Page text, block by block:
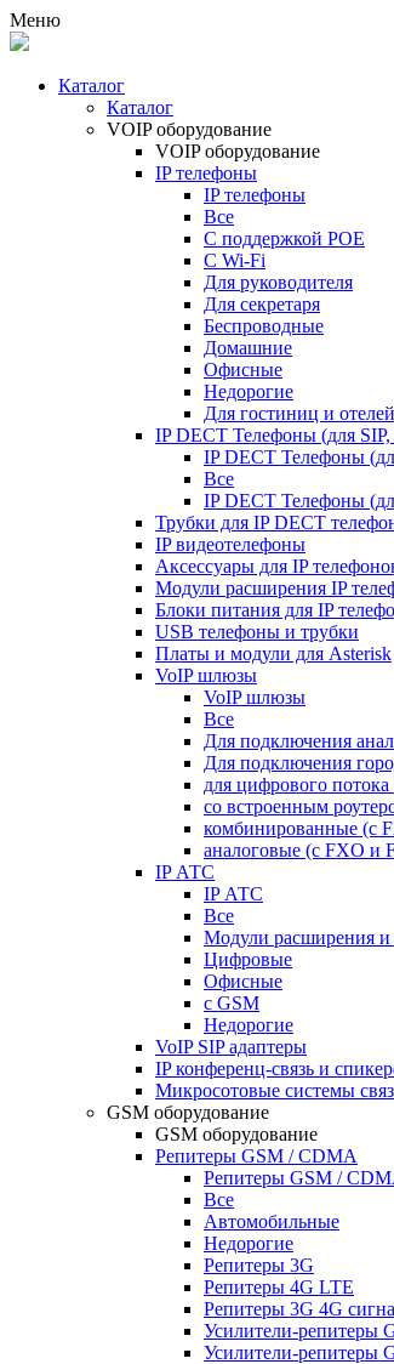
Меню
Каталог
Каталог
VOIP оборудование
VOIP оборудование
IP телефоны
IP телефоны
Все
С поддержкой POE
C Wi-Fi
Для руководителя
Для секретаря
Беспроводные
Домашние
Офисные
Недорогие
Для гостиниц и отелей
IP DECT Телефоны (для
IP DECT Телефоны
Все
IP DECT Телефоны
Трубки для IP DECT
IP видеотелефоны
Аксессуары для IP
Модули расширения IP
Блоки питания для IP
USB телефоны и трубки
Платы и модули для Asterisk
VoIP шлюзы
VoIP шлюзы
Все
Для подключения
Для подключения
для цифрового
со встроенным
комбинированные (c
аналоговые (с FXO и
IP АТС
IP АТС
Все
Модули расширения
Цифровые
Офисные
с GSM
Недорогие
VoIP SIP адаптеры
IP конференц-связь и
Микросотовые системы
GSM оборудование
GSM оборудование
Репитеры GSM / CDMA
Репитеры GSM /
Все
Автомобильные
Недорогие
Репитеры 3G
Репитеры 4G LTE
Репитеры 3G 4G
Усилители-репитеры
Усилители-репитеры